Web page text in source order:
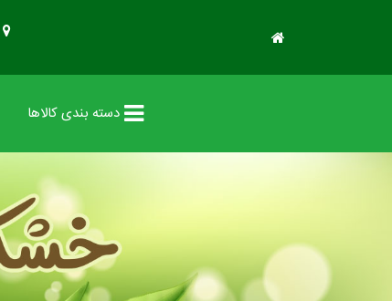
صفحه
مقالات
دسته بندی کالاها